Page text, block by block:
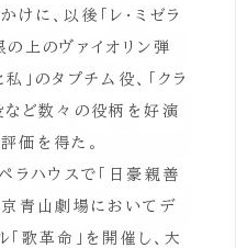
けに、以後「レ・ミゼラ
の上のヴァイオリン弾
」のタプチム役、「クラ
など数々の役柄を好演
価を得た。
ラハウスで「日豪親善
京青山劇場においてデ
歌革命」を開催し、大